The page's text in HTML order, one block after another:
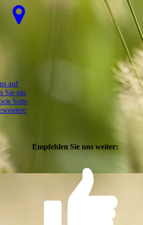
auf
Sie ein
Seite
Empfehlen Sie uns weiter: